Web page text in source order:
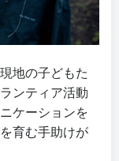
地の子どもた
ンティア活動
ケーションを
育む手助けが